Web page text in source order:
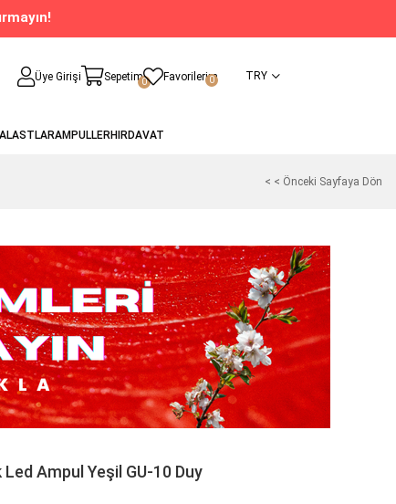
Üye Girişi Sepetim0 Favorilerim
0 TRY
AMPULLERHIRDAVAT
< < Önceki Sayfaya Dön
Ampul Yeşil GU-10 Duy